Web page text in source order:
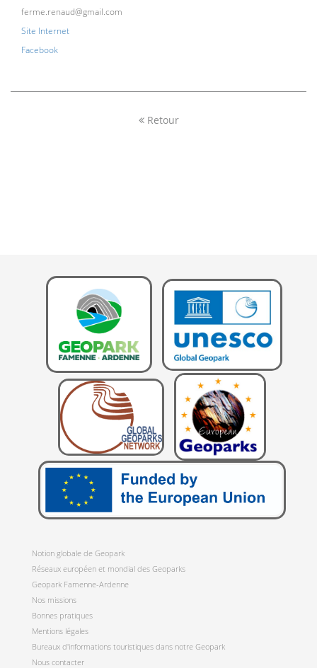
ferme.renaud@gmail.com
Site Internet
Facebook
Retour
Notion globale de Geopark
Réseaux européen et mondial des Geoparks
Geopark Famenne-Ardenne
Nos missions
Bonnes pratiques
Mentions légales
Bureaux d'informations touristiques dans notre Geopark
Nous contacter